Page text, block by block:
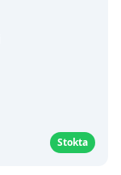
Stokta